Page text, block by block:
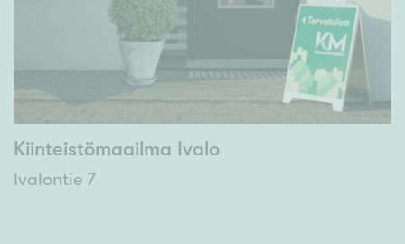
Kiinteistömaailma Ivalo
Ivalontie 7